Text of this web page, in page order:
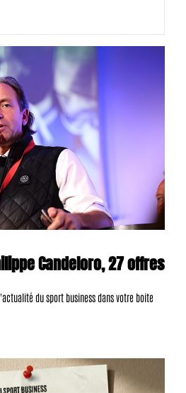
Candeloro, 27 offres
du sport business dans votre boite